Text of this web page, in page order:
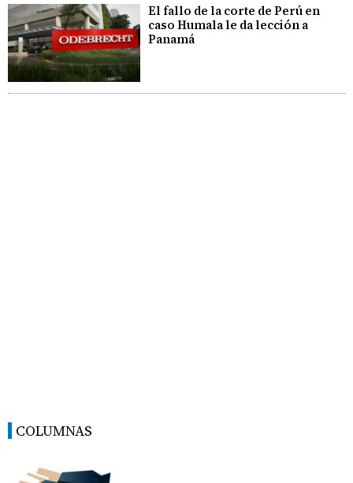
El fallo de la corte de Perú en
caso Humala le da lección a
Panamá
COLUMNAS